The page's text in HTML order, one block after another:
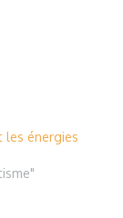
les énergies